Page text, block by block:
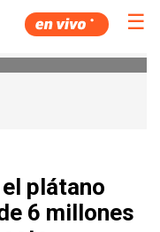
☰
plátano
6 millones